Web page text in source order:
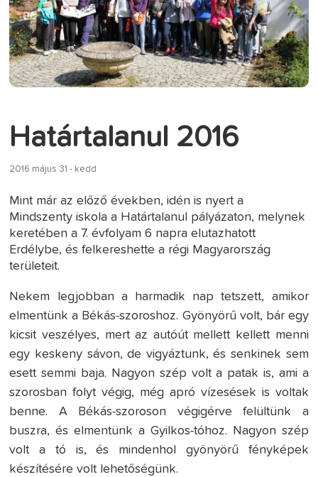
Határtalanul 2016
2016 május 31 - kedd
Mint már az előző években, idén is nyert a
Mindszenty iskola a Határtalanul pályázaton, melynek
keretében a 7. évfolyam 6 napra elutazhatott
Erdélybe, és felkereshette a régi Magyarország
területeit.
Nekem legjobban a harmadik nap tetszett, amikor
elmentünk a Békás-szoroshoz. Gyönyörű volt, bár egy
kicsit veszélyes, mert az autóút mellett kellett menni
egy keskeny sávon, de vigyáztunk, és senkinek sem
esett semmi baja. Nagyon szép volt a patak is, ami a
szorosban folyt végig, még apró vízesések is voltak
benne. A Békás-szoroson végigérve felültünk a
buszra, és elmentünk a Gyilkos-tóhoz. Nagyon szép
volt a tó is, és mindenhol gyönyörű fényképek
készítésére volt lehetőségünk.